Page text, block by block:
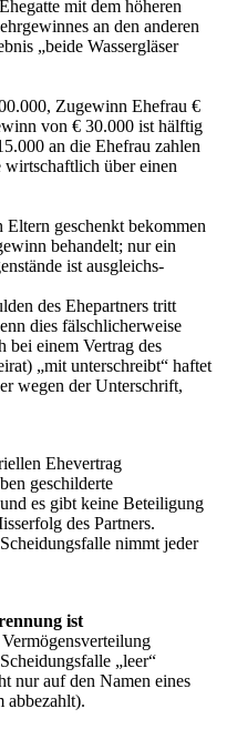
mit dem höheren
an den anderen
„beide Wassergläser
Zugewinn Ehefrau €
von € 30.000 ist hälftig
an die Ehefrau zahlen
über einen
geschenkt bekommen
behandelt; nur ein
ist aus­gleichs­
des Ehepartners tritt
dies fälschlicherweise
bei einem Vertrag des
„mit unterschreibt“ haftet
wegen der Unterschrift,
Ehevertrag
geschilderte
es gibt keine Beteiligung
des Partners.
nimmt jeder
ist
„leer“
nur auf den Namen eines
abbezahlt).